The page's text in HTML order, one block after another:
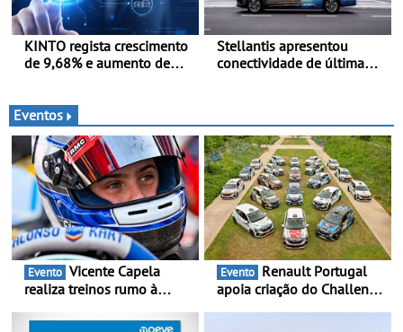
KINTO regista crescimento
de 9,68% e aumento de
Stellantis apresentou
conectividade de última
Eventos
Evento
realiza treinos rumo à
Portugal Karting e mira boa
Evento
apoia criação do Challenge